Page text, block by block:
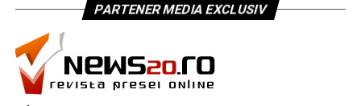
PARTENER MEDIA EXCLUSIV